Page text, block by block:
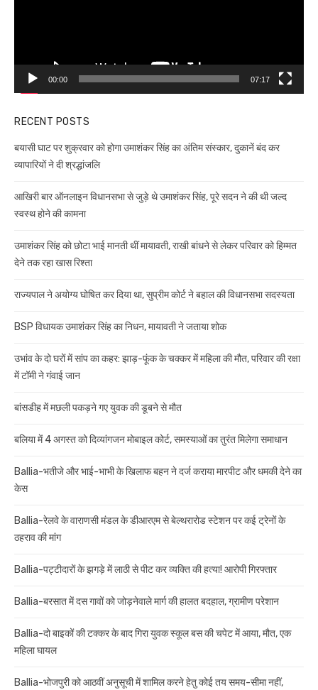
00:00 07:17
RECENT POSTS
बयासी घाट पर शुक्रवार को होगा उमाशंकर सिंह का अंतिम संस्कार, दुकानें बंद कर
व्यापारियों ने दी श्रद्धांजलि
आखिरी बार ऑनलाइन विधानसभा से जुड़े थे उमाशंकर सिंह, पूरे सदन ने की थी जल्द
स्वस्थ होने की कामना
उमाशंकर सिंह को छोटा भाई मानती थीं मायावती, राखी बांधने से लेकर परिवार को हिम्मत
देने तक रहा खास रिश्ता
राज्यपाल ने अयोग्य घोषित कर दिया था, सुप्रीम कोर्ट ने बहाल की विधानसभा सदस्यता
BSP विधायक उमाशंकर सिंह का निधन, मायावती ने जताया शोक
उभांव के दो घरों में सांप का कहर: झाड़-फूंक के चक्कर में महिला की मौत, परिवार की रक्षा
में टॉमी ने गंवाई जान
बांसडीह में मछली पकड़ने गए युवक की डूबने से मौत
बलिया में 4 अगस्त को दिव्यांगजन मोबाइल कोर्ट, समस्याओं का तुरंत मिलेगा समाधान
Ballia-भतीजे और भाई-भाभी के खिलाफ बहन ने दर्ज कराया मारपीट और धमकी देने का
केस
Ballia-रेलवे के वाराणसी मंडल के डीआरएम से बेल्थरारोड स्टेशन पर कई ट्रेनों के
ठहराव की मांग
Ballia-पट्टीदारों के झगड़े में लाठी से पीट कर व्यक्ति की हत्या! आरोपी गिरफ्तार
Ballia-बरसात में दस गावों को जोड़नेवाले मार्ग की हालत बदहाल, ग्रामीण परेशान
Ballia-दो बाइकों की टक्कर के बाद गिरा युवक स्कूल बस की चपेट में आया, मौत, एक
महिला घायल
Ballia-भोजपुरी को आठवीं अनुसूची में शामिल करने हेतु कोई तय समय-सीमा नहीं,